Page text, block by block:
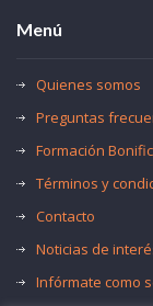
Menú
Quienes somos
Preguntas
Formación
Términos y
Contacto
Noticias de
Infórmate como